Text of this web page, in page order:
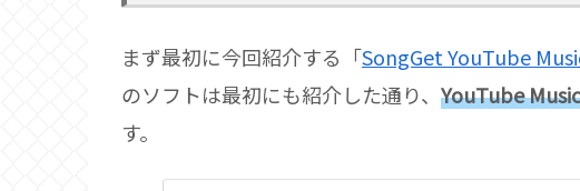
まず最初に今回紹介する「SongGet YouTube
のソフトは最初にも紹介した通り、 YouTube
す。